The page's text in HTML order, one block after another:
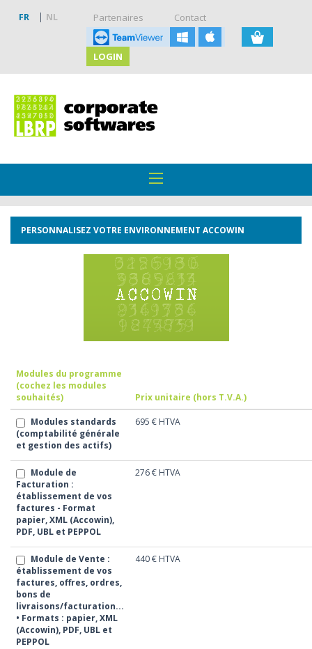
FR NL Partenaires Contact
LOGIN
PERSONNALISEZ VOTRE ENVIRONNEMENT ACCOWIN
Modules du programme
(cochez les modules
souhaités)
Prix unitaire (hors T.V.A.)
Modules standards
(comptabilité générale
et gestion des actifs)
695 € HTVA
Module de
Facturation :
établissement de vos
factures - Format
papier, XML (Accowin),
PDF, UBL et PEPPOL
276 € HTVA
Module de Vente :
établissement de vos
factures, offres, ordres,
bons de
livraisons/facturation...
• Formats : papier, XML
(Accowin), PDF, UBL et
PEPPOL
440 € HTVA